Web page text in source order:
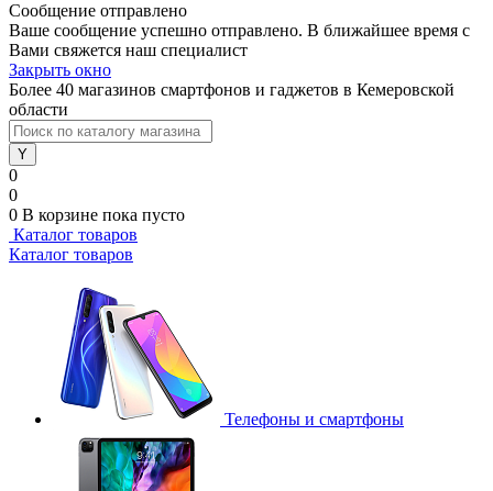
Сообщение отправлено
Ваше сообщение успешно отправлено. В ближайшее время с
Вами свяжется наш специалист
Закрыть окно
Более 40 магазинов смартфонов и гаджетов в Кемеровской
области
0
0
0 В корзине пока пусто
Каталог товаров
Каталог товаров
Телефоны и смартфоны